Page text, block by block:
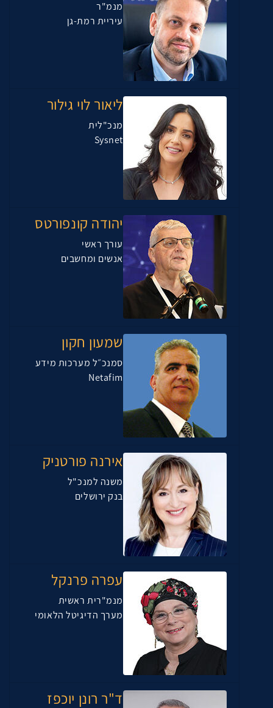
מנמ"ר
עיריית רמת-גן
ליאור לוי גילור
מנכ"לית
Sysnet
יהודה קונפורטס
עורך ראשי
אנשים ומחשבים
שמעון חקון
סמנכ״ל מערכות מידע
Netafim
אירנה פורטניק
משנה למנכ"ל
בנק ירושלים
עפרה פרנקל
מנמ"רית ראשית
מערך הדיגיטל הלאומי
ד"ר רונן יוכפז